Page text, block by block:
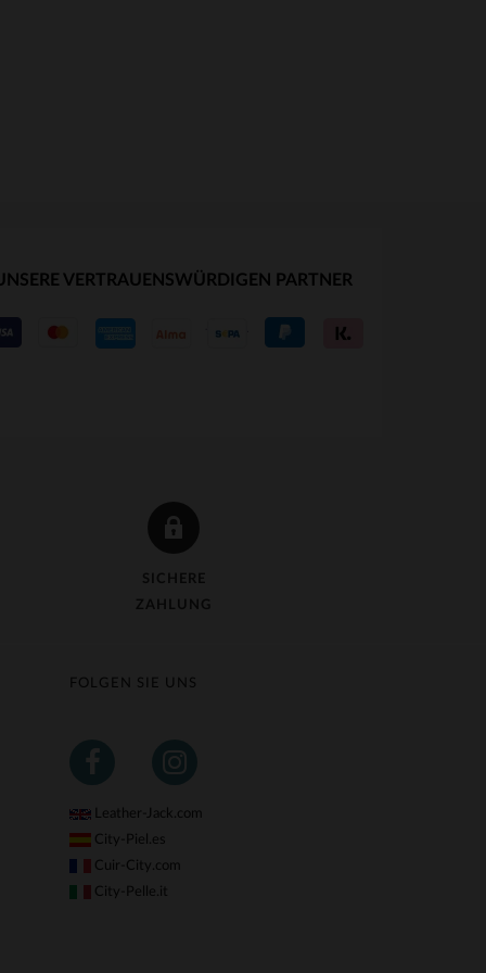
SICHERE
ZAHLUNG
VERTRAUENSWÜRDIGEN PARTNER
FOLGEN SIE UNS
Leather-Jack.com
City-Piel.es
Cuir-City.com
City-Pelle.it